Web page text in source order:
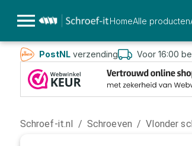
HomeAlle producten
PostNLverzending Voor 16:00
Schroef-it.nl / Schroeven / Vlonder